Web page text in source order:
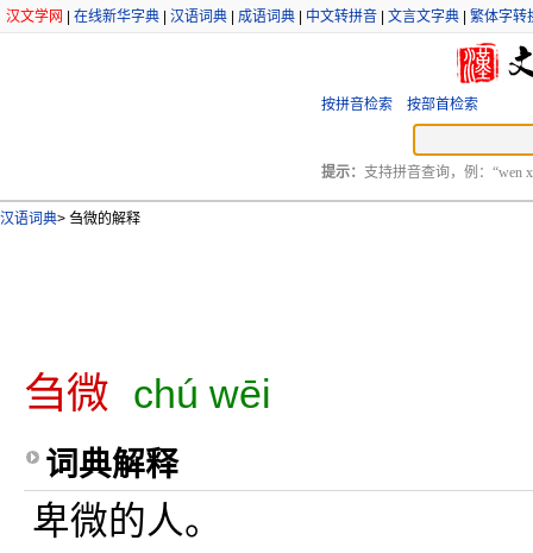
汉文学网 在线新华字典 汉语词典 成语词典 中文转拼音 文言文字典 繁体字转
按拼音检索 按部首检索
提示： 支持拼音查询，例：“wen
汉语词典> 刍微的解释
刍微 chú wēi
词典解释
卑微的人。